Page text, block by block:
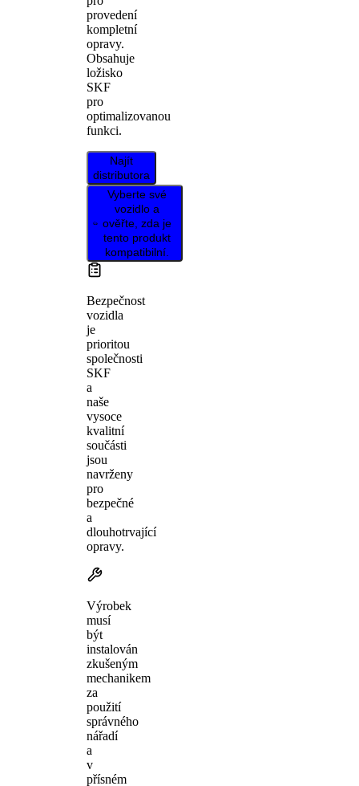
provedení
kompletní
opravy.
Obsahuje
ložisko
SKF
pro
optimalizovanou
funkci.
Najít
distributora
Vyberte své
vozidlo a
ověřte, zda je
tento produkt
kompatibilní.
Bezpečnost
vozidla
je
prioritou
společnosti
SKF
a
naše
vysoce
kvalitní
součásti
jsou
navrženy
pro
bezpečné
a
dlouhotrvající
opravy.
Výrobek
musí
být
instalován
zkušeným
mechanikem
za
použití
správného
nářadí
a
v
přísném